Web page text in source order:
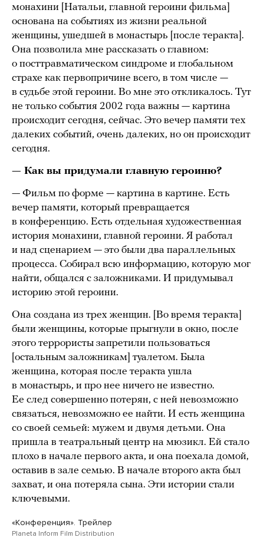
монахини [Натальи, главной героини фильма]
основана на событиях из жизни реальной
женщины, ушедшей в монастырь [после теракта].
Она позволила мне рассказать о главном:
о посттравматическом синдроме и глобальном
страхе как первопричине всего, в том числе —
в судьбе этой героини. Во мне это откликалось. Тут
не только события 2002 года важны — картина
происходит сегодня, сейчас. Это вечер памяти тех
далеких событий, очень далеких, но он происходит
сегодня.
— Как вы придумали главную героиню?
— Фильм по форме — картина в картине. Есть
вечер памяти, который превращается
в конференцию. Есть отдельная художественная
история монахини, главной героини. Я работал
и над сценарием — это были два параллельных
процесса. Собирал всю информацию, которую мог
найти, общался с заложниками. И придумывал
историю этой героини.
Она создана из трех женщин. [Во время теракта]
были женщины, которые прыгнули в окно, после
этого террористы запретили пользоваться
[остальным заложникам] туалетом. Была
женщина, которая после теракта ушла
в монастырь, и про нее ничего не известно.
Ее след совершенно потерян, с ней невозможно
связаться, невозможно ее найти. И есть женщина
со своей семьей: мужем и двумя детьми. Она
пришла в театральный центр на мюзикл. Ей стало
плохо в начале первого акта, и она поехала домой,
оставив в зале семью. В начале второго акта был
захват, и она потеряла сына. Эти истории стали
ключевыми.
«Конференция». Трейлер
Planeta Inform Film Distribution